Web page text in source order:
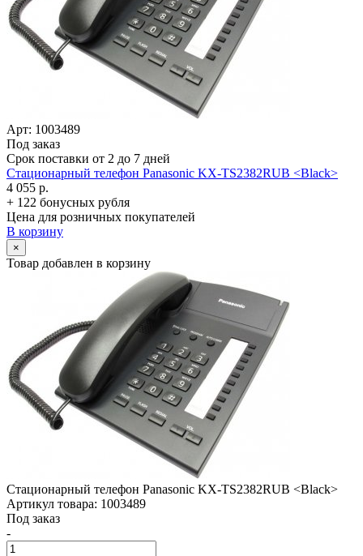
Арт: 1003489
Под заказ
Срок поставки от 2 до 7 дней
Стационарный телефон Panasonic KX-TS2382RUB <Black>
4 055 р.
+ 122 бонусных рубля
Цена для розничных покупателей
В корзину
×
Товар добавлен в корзину
Стационарный телефон Panasonic KX-TS2382RUB <Black>
Артикул товара: 1003489
Под заказ
-